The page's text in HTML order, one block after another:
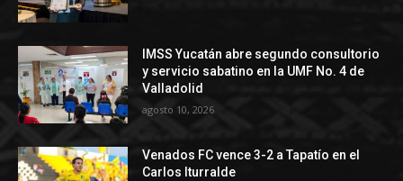
IMSS Yucatán abre segundo consultorio
y servicio sabatino en la UMF No. 4 de
Valladolid
agosto 10, 2026
Venados FC vence 3-2 a Tapatío en el
Carlos Iturralde